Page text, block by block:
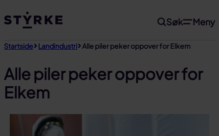
til
Søk Meny
Startside Landindustri Alle piler peker oppover for Elkem
Alle piler peker oppover for
Elkem